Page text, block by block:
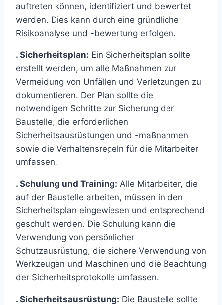
auftreten können, identifiziert und bewertet
werden. Dies kann durch eine gründliche
Risikoanalyse und -bewertung erfolgen.
. Sicherheitsplan: Ein Sicherheitsplan sollte
erstellt werden, um alle Maßnahmen zur
Vermeidung von Unfällen und Verletzungen zu
dokumentieren. Der Plan sollte die
notwendigen Schritte zur Sicherung der
Baustelle, die erforderlichen
Sicherheitsausrüstungen und -maßnahmen
sowie die Verhaltensregeln für die Mitarbeiter
umfassen.
. Schulung und Training: Alle Mitarbeiter, die
auf der Baustelle arbeiten, müssen in den
Sicherheitsplan eingewiesen und entsprechend
geschult werden. Die Schulung kann die
Verwendung von persönlicher
Schutzausrüstung, die sichere Verwendung von
Werkzeugen und Maschinen und die Beachtung
der Sicherheitsprotokolle umfassen.
. Sicherheitsausrüstung: Die Baustelle sollte